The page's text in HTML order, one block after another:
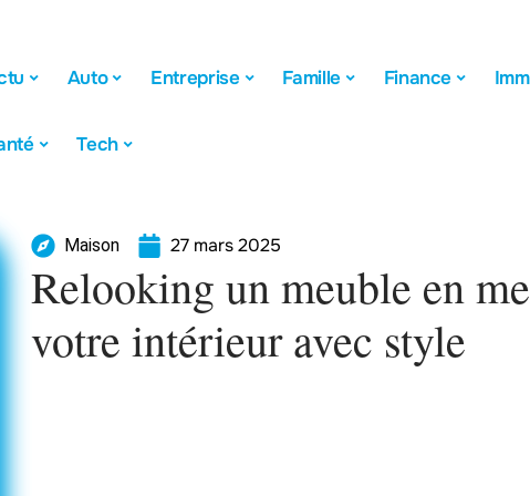
Auto Entreprise Famille Finance
Tech
Maison 27 mars 2025
Relooking un meuble en
votre intérieur avec style